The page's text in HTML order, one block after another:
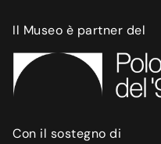
Il Museo è partner del
Con il sostegno di